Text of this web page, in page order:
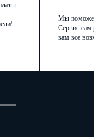
Мы
Сервис сам
вам все